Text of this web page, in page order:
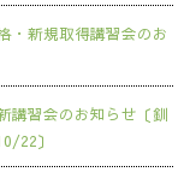
・新規取得講習会のお
講習会のお知らせ〔釧
22〕